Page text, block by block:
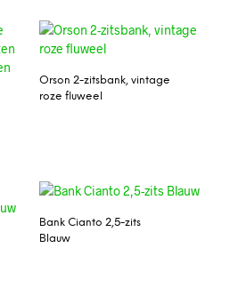
Orson 2-zitsbank, vintage
roze fluweel
Bank Cianto 2,5-zits
Blauw